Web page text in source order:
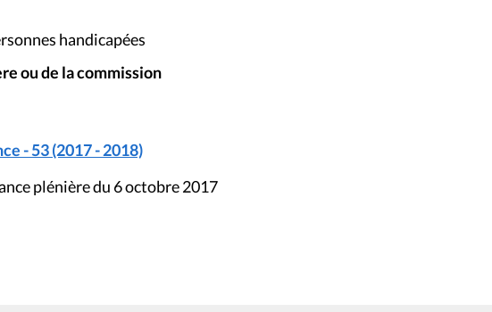
handicapées
ou de la commission
- 53 (2017 - 2018)
plénière du 6 octobre 2017